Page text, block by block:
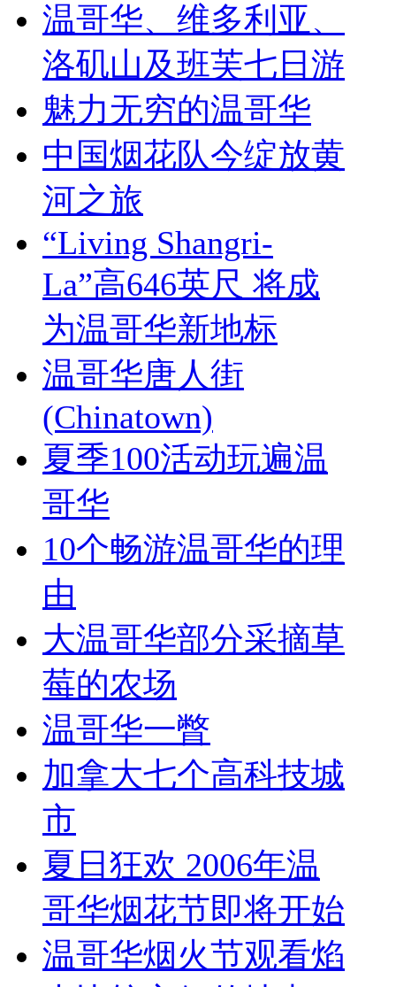
温哥华、维多利亚、
洛矶山及班芙七日游
魅力无穷的温哥华
中国烟花队今绽放黄
河之旅
“Living Shangri-
La”高646英尺 将成
为温哥华新地标
温哥华唐人街
(Chinatown)
夏季100活动玩遍温
哥华
10个畅游温哥华的理
由
大温哥华部分采摘草
莓的农场
温哥华一瞥
加拿大七个高科技城
市
夏日狂欢 2006年温
哥华烟花节即将开始
温哥华烟火节观看焰